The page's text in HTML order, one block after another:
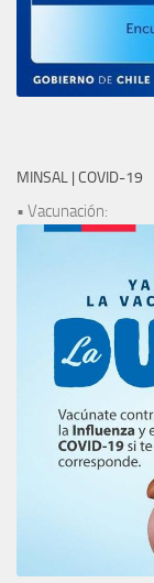
MINSAL | COVID-19
• Vacunación: